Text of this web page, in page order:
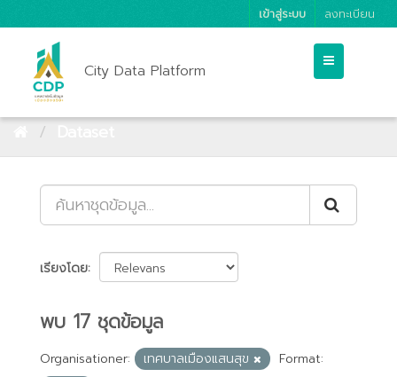
เข้าสู่ระบบ ลงทะเบียน
City Data Platform
เรียงโดย
พบ 17 ชุดข้อมูล
Organisationer: เทศบาลเมืองแสนสุข
Format: